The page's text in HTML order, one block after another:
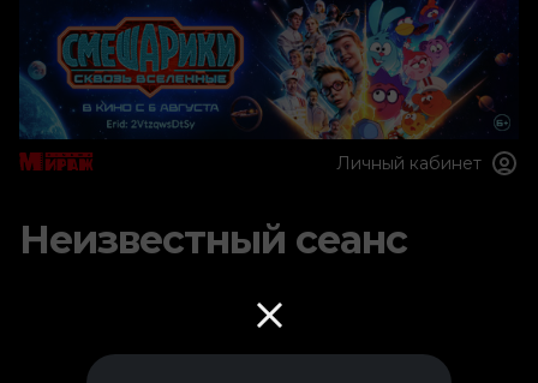
Личный кабинет
Неизвестный сеанс